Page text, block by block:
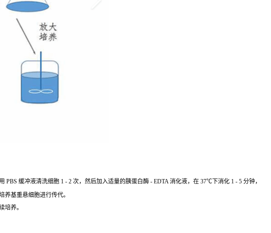
缓冲液清洗细胞 1 - 2 次，然后加入适量的胰蛋白酶 - EDTA 消化液，在 37℃下消化 1 - 5 分钟，
基重悬细胞进行传代。
培养。